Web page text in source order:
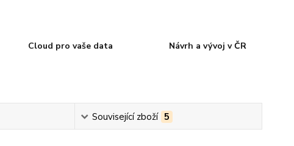
Cloud pro vaše data Návrh a vývoj v ČR
Související zboží 5